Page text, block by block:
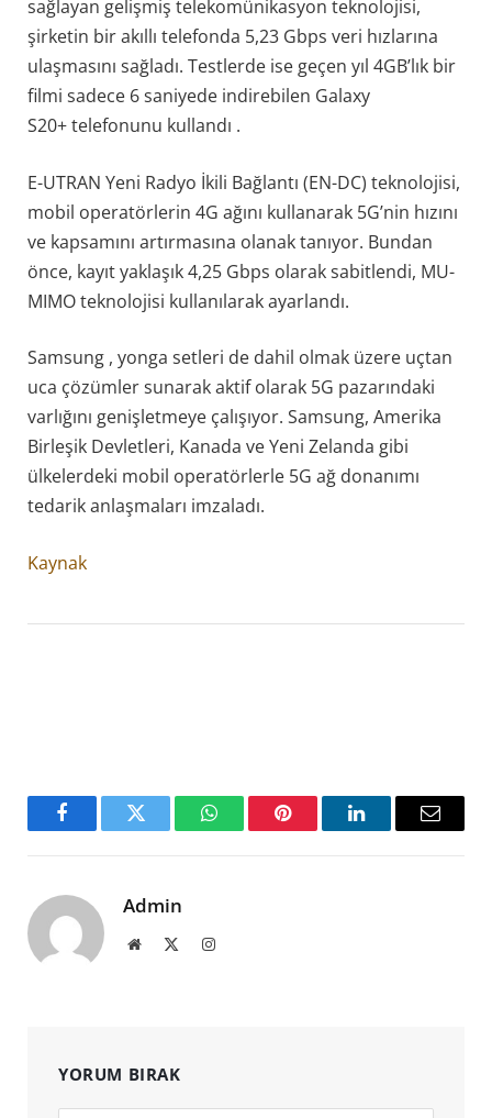
sağlayan gelişmiş telekomünikasyon teknolojisi,
şirketin bir akıllı telefonda 5,23 Gbps veri hızlarına
ulaşmasını sağladı. Testlerde ise geçen yıl 4GB’lık bir
filmi sadece 6 saniyede indirebilen Galaxy
S20+ telefonunu kullandı .
E-UTRAN Yeni Radyo İkili Bağlantı (EN-DC) teknolojisi,
mobil operatörlerin 4G ağını kullanarak 5G’nin hızını
ve kapsamını artırmasına olanak tanıyor. Bundan
önce, kayıt yaklaşık 4,25 Gbps olarak sabitlendi, MU-
MIMO teknolojisi kullanılarak ayarlandı.
Samsung , yonga setleri de dahil olmak üzere uçtan
uca çözümler sunarak aktif olarak 5G pazarındaki
varlığını genişletmeye çalışıyor. Samsung, Amerika
Birleşik Devletleri, Kanada ve Yeni Zelanda gibi
ülkelerdeki mobil operatörlerle 5G ağ donanımı
tedarik anlaşmaları imzaladı.
Kaynak
FacebookTwitter WhatsAppPinterest LinkedInEmail
Admin
Website Instagram
YORUM BIRAK